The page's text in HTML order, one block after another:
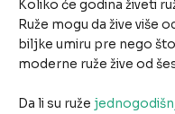
Koliko će godina živeti
Ruže mogu da žive više
biljke umiru pre nego
moderne ruže žive od
Da li su ruže